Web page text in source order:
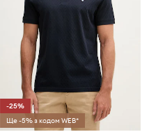
-25%
Ще -5% з кодом WEB*